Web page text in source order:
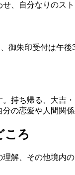
、自分なりのス
朱印受付は午
持ち帰る、大
の恋愛や人間関
ころ
解、その他境内